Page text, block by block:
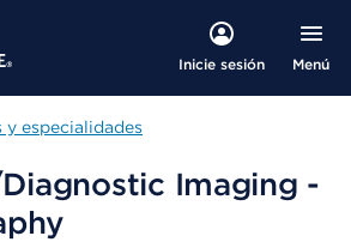
Inicie sesión Menú
especialidades
especialidades
Imaging -